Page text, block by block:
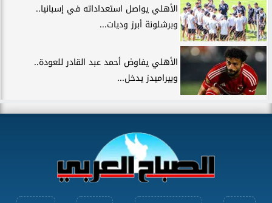
الأهلي يواصل استعداداته في إسبانيا..
وبرشلونة أبرز وديات...
الأهلي يفاوض أحمد عبد القادر للعودة..
وبيراميدز يدخل...